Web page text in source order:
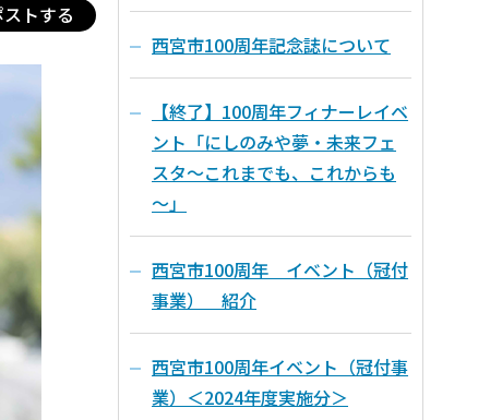
ストする
西宮市100周年記念誌について
【終了】100周年フィナーレイベ
ント「にしのみや夢・未来フェ
スタ～これまでも、これからも
～」
西宮市100周年 イベント（冠付
事業） 紹介
西宮市100周年イベント（冠付事
業）＜2024年度実施分＞